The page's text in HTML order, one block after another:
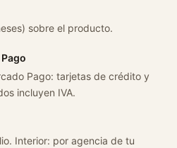
sobre el producto.
Pago: tarjetas de crédito y
incluyen IVA.
Interior: por agencia de tu